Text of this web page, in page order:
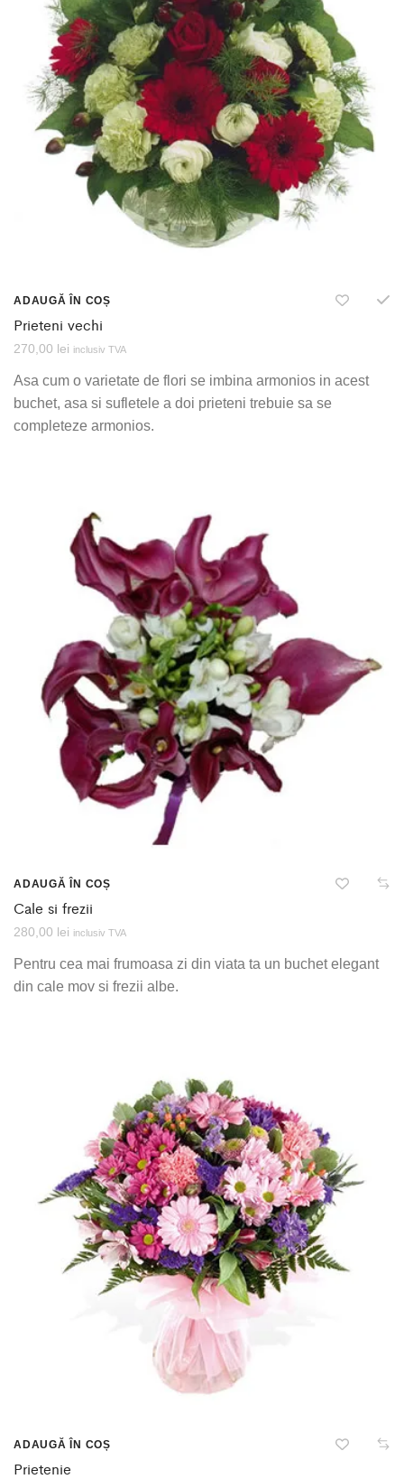
ADAUGĂ ÎN COȘ
Prieteni vechi
270,00 lei inclusiv TVA
Asa cum o varietate de flori se imbina armonios in acest
buchet, asa si sufletele a doi prieteni trebuie sa se
completeze armonios.
ADAUGĂ ÎN COȘ
Cale si frezii
280,00 lei inclusiv TVA
Pentru cea mai frumoasa zi din viata ta un buchet elegant
din cale mov si frezii albe.
ADAUGĂ ÎN COȘ
Prietenie